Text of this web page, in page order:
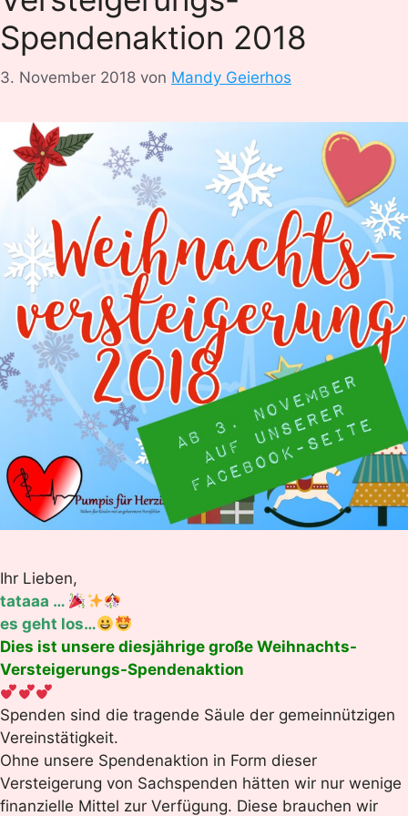
Spendenaktion 2018
3. November 2018 von Mandy Geierhos
Ihr Lieben,
tataaa …
es geht los…
Dies ist unsere diesjährige große Weihnachts-
Versteigerungs-Spendenaktion
Spenden sind die tragende Säule der gemeinnützigen
Vereinstätigkeit.
Ohne unsere Spendenaktion in Form dieser
Versteigerung von Sachspenden hätten wir nur wenige
finanzielle Mittel zur Verfügung. Diese brauchen wir